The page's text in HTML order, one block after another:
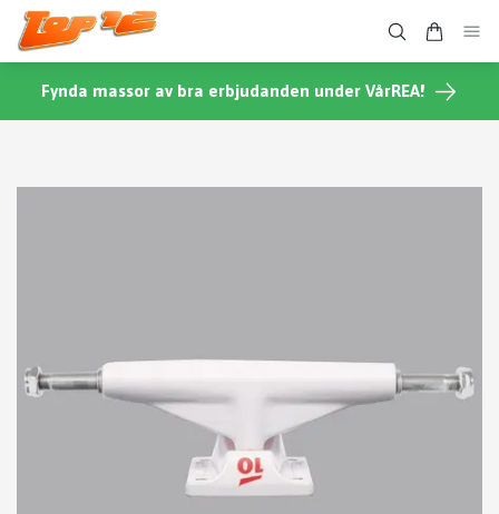
Fynda massor av bra erbjudanden under VårREA!